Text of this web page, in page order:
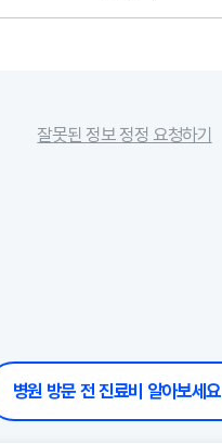
잘못된 정보 정정 요청하기
병원 방문 전 진료비 알아보세요